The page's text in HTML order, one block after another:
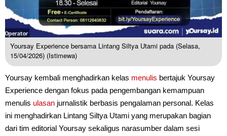
Yoursay Experience bersama Lintang Siltya Utami pada (Selasa,
15/04/2026) (Istimewa)
Yoursay kembali menghadirkan kelas menulis bertajuk Yoursay
Experience dengan fokus pada pengembangan kemampuan
menulis ulasan jurnalistik berbasis pengalaman personal. Kelas
ini menghadirkan Lintang Siltya Utami yang merupakan bagian
dari tim editorial Yoursay sekaligus narasumber dalam sesi